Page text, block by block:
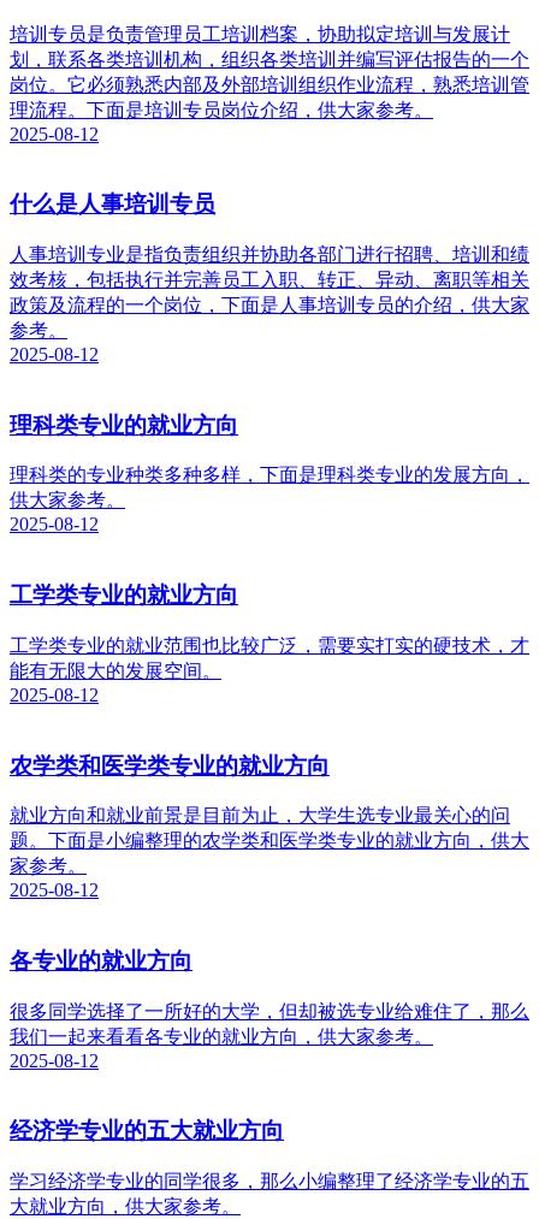
培训专员是负责管理员工培训档案，协助拟定培训与发展计
划，联系各类培训机构，组织各类培训并编写评估报告的一个
岗位。它必须熟悉内部及外部培训组织作业流程，熟悉培训管
理流程。下面是培训专员岗位介绍，供大家参考。
2025-08-12
什么是人事培训专员
人事培训专业是指负责组织并协助各部门进行招聘、培训和绩
效考核，包括执行并完善员工入职、转正、异动、离职等相关
政策及流程的一个岗位，下面是人事培训专员的介绍，供大家
参考。
2025-08-12
理科类专业的就业方向
理科类的专业种类多种多样，下面是理科类专业的发展方向，
供大家参考。
2025-08-12
工学类专业的就业方向
工学类专业的就业范围也比较广泛，需要实打实的硬技术，才
能有无限大的发展空间。
2025-08-12
农学类和医学类专业的就业方向
就业方向和就业前景是目前为止，大学生选专业最关心的问
题。下面是小编整理的农学类和医学类专业的就业方向，供大
家参考。
2025-08-12
各专业的就业方向
很多同学选择了一所好的大学，但却被选专业给难住了，那么
我们一起来看看各专业的就业方向，供大家参考。
2025-08-12
经济学专业的五大就业方向
学习经济学专业的同学很多，那么小编整理了经济学专业的五
大就业方向，供大家参考。